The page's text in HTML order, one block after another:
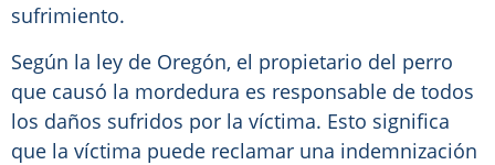
sufrimiento.
Según la ley de Oregón, el propietario del perro
que causó la mordedura es responsable de todos
los daños sufridos por la víctima. Esto significa
que la víctima puede reclamar una indemnización